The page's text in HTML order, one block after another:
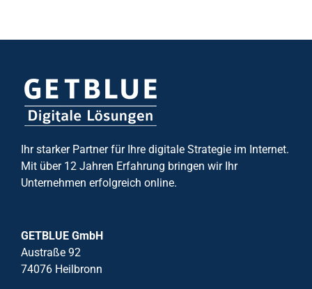
Ihr starker Partner für Ihre digitale Strategie im Internet.
Mit über 12 Jahren Erfahrung bringen wir Ihr
Unternehmen erfolgreich online.
GETBLUE GmbH
Austraße 92
74076 Heilbronn